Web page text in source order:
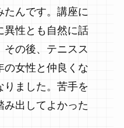
たんです。講座に
異性とも自然に話
その後、テニスス
の女性と仲良くな
りました。苦手を
み出してよかった